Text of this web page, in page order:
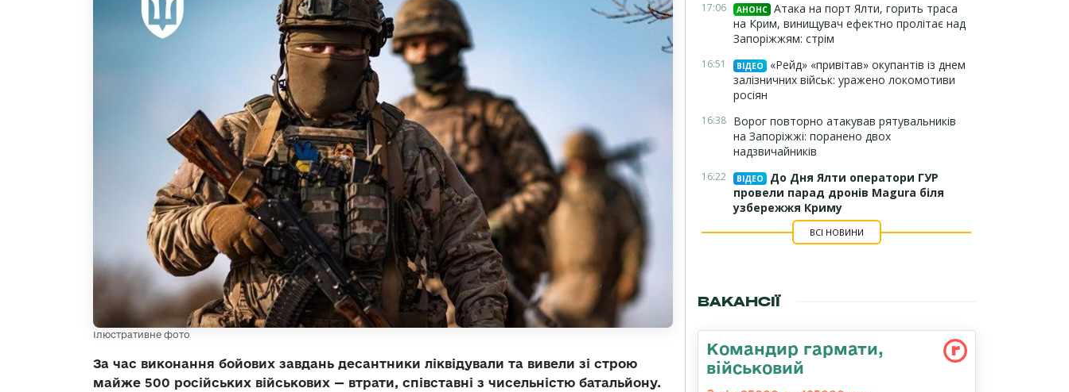
Ілюстративне фото
За час виконання бойових завдань десантники ліквідували та вивели зі строю
майже 500 російських військових — втрати, співставні з чисельністю батальйону.
17:06 АНОНС Атака на порт Ялти, горить траса
на Крим, винищувач ефектно пролітає над
Запоріжжям: стрім
16:51 ВІДЕО
«Рейд» «привітав» окупантів із днем
залізничних військ: уражено локомотиви
росіян
16:38 Ворог повторно атакував рятувальників
на Запоріжжі: поранено двох
надзвичайників
16:22 ВІДЕО
До Дня Ялти оператори ГУР
провели парад дронів Magura біля
узбережжя Криму
ВСІ НОВИНИ
ВАКАНСІЇ
Командиp гаpмати,
військовий